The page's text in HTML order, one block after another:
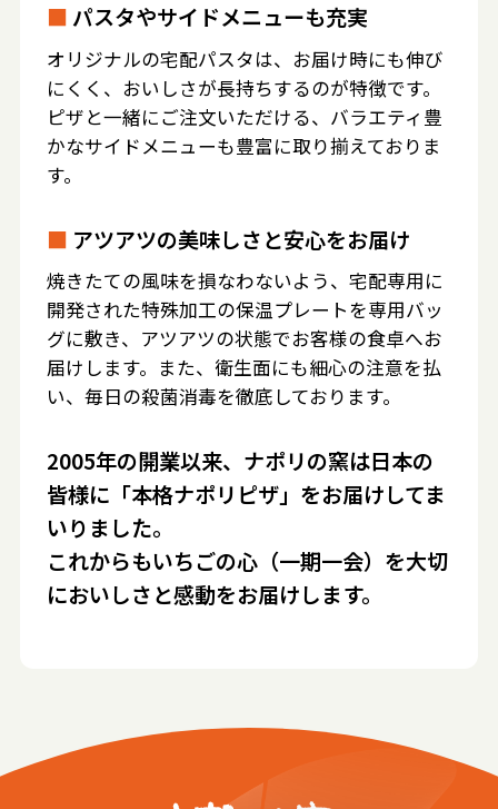
■ パスタやサイドメニューも充実
オリジナルの宅配パスタは、お届け時にも伸び
にくく、おいしさが長持ちするのが特徴です。
ピザと一緒にご注文いただける、バラエティ豊
かなサイドメニューも豊富に取り揃えておりま
す。
■ アツアツの美味しさと安心をお届け
焼きたての風味を損なわないよう、宅配専用に
開発された特殊加工の保温プレートを専用バッ
グに敷き、アツアツの状態でお客様の食卓へお
届けします。また、衛生面にも細心の注意を払
い、毎日の殺菌消毒を徹底しております。
2005年の開業以来、ナポリの窯は日本の
皆様に「本格ナポリピザ」をお届けしてま
いりました。
これからもいちごの心（一期一会）を大切
においしさと感動をお届けします。